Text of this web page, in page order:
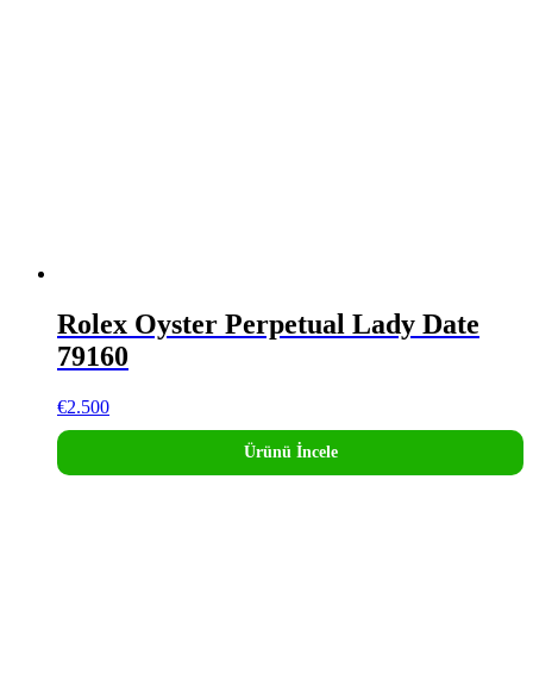
Rolex Oyster Perpetual Lady Date
79160
€2.500
Ürünü İncele